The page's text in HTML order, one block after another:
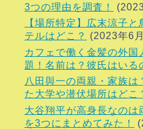
3つの理由を調査！
【場所特定】広末涼子
テルはどこ？
(2023年6
カフェで働く金髪の外
題！名前は？彼氏はいる
八田與一の両親・家族
た大学や潜伏場所はどこ
大谷翔平が高身長なのは
を3つにまとめてみた！